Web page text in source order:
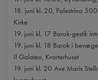
18. juni kl. 20, Palestrina
Kirke
19. juni kl. 17 Barok-gestik
19. juni kl. 18 Barok i
Il Galateo, Kvarterhuset
19. juni kl. 20 Ave Maris